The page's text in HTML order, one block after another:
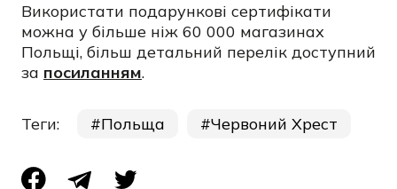
Використати подарункові сертифікати
можна у більше ніж 60 000 магазинах
Польщі, більш детальний перелік доступний
за посиланням.
Теги: Польща Червоний Хрест